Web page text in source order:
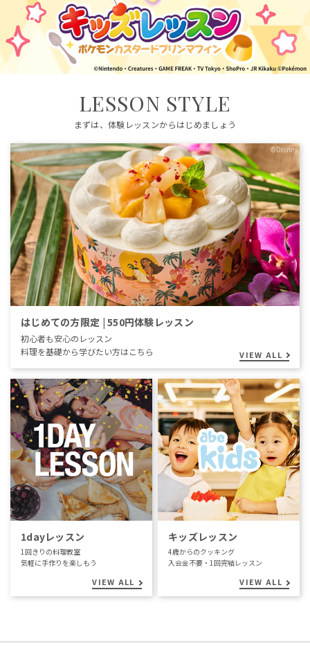
LESSON STYLE
まずは、体験レッスンからはじめましょう
©Disney
はじめての方限定 | 550円体験レッスン
初心者も安心のレッスン
料理を基礎から学びたい方はこちら
VIEW ALL
1dayレッスン
1回きりの料理教室
気軽に手作りを楽しもう
VIEW ALL
キッズレッスン
4歳からのクッキング
入会金不要・1回完結レッスン
VIEW ALL